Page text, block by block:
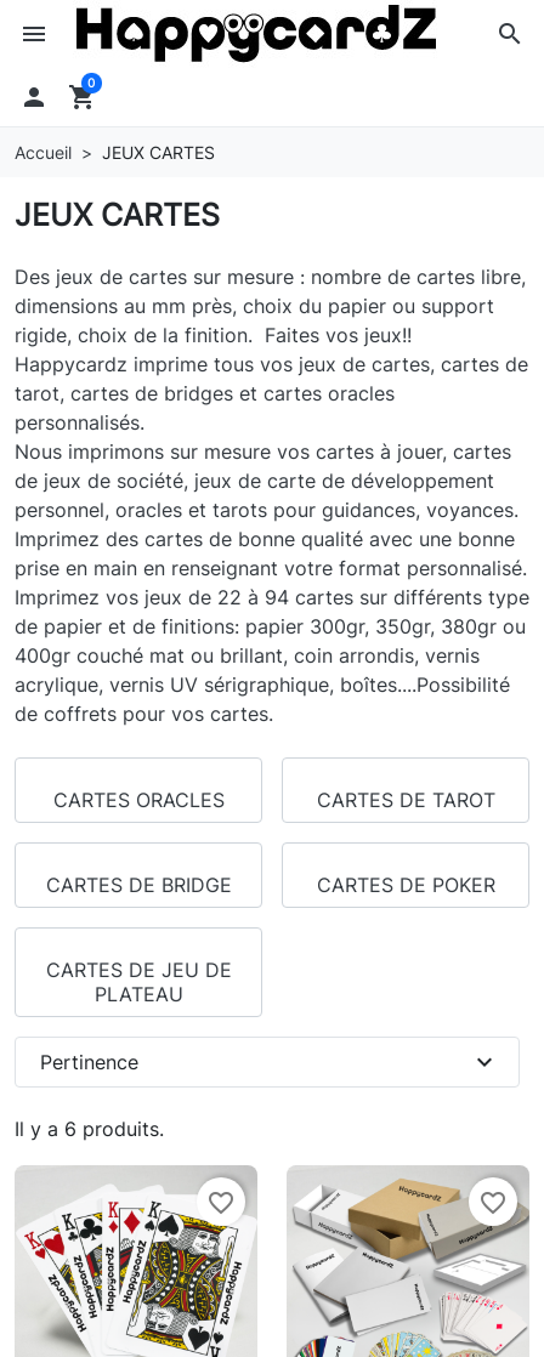
search
menu
 shopping_cart
0
Accueil JEUX CARTES
JEUX CARTES
Des jeux de cartes sur mesure : nombre de cartes libre,
dimensions au mm près, choix du papier ou support
rigide, choix de la finition. Faites vos jeux!!
Happycardz imprime tous vos jeux de cartes, cartes de
tarot, cartes de bridges et cartes oracles
personnalisés.
Nous imprimons sur mesure vos cartes à jouer, cartes
de jeux de société, jeux de carte de développement
personnel, oracles et tarots pour guidances, voyances.
Imprimez des cartes de bonne qualité avec une bonne
prise en main en renseignant votre format personnalisé.
Imprimez vos jeux de 22 à 94 cartes sur différents type
de papier et de finitions: papier 300gr, 350gr, 380gr ou
400gr couché mat ou brillant, coin arrondis, vernis
acrylique, vernis UV sérigraphique, boîtes....Possibilité
de coffrets pour vos cartes.
CARTES ORACLES CARTES DE TAROT
CARTES DE BRIDGE CARTES DE POKER
CARTES DE JEU DE
PLATEAU
Il y a 6 produits.
Pertinence expand_more
favorite_border favorite_border